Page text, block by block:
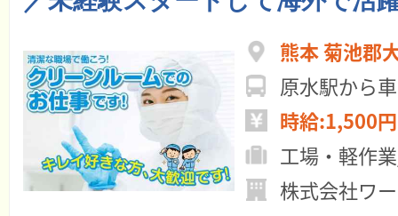
熊本 菊池郡
原水駅から
時給:1,500
工場・軽作
株式会社ワ